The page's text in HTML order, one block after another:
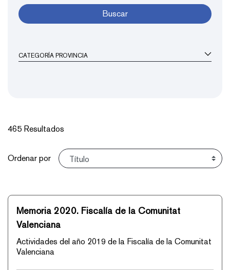
Buscar
CATEGORÍA PROVINCIA
465 Resultados
Ordenar
Ordenar por
Memoria 2020. Fiscalía de la Comunitat
Valenciana
Actividades del año 2019 de la Fiscalía de la Comunitat
Valenciana